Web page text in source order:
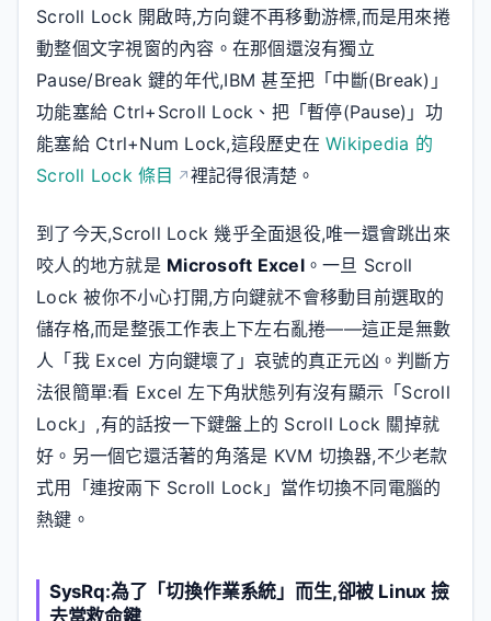
Scroll Lock 開啟時,方向鍵不再移動游標,而是用來捲
動整個文字視窗的內容。在那個還沒有獨立
Pause/Break 鍵的年代,IBM 甚至把「中斷(Break)」
功能塞給 Ctrl+Scroll Lock、把「暫停(Pause)」功
能塞給 Ctrl+Num Lock,這段歷史在Wikipedia 的
Scroll Lock 條目
裡記得很清楚。
到了今天,Scroll Lock 幾乎全面退役,唯一還會跳出來
咬人的地方就是 Microsoft Excel。一旦 Scroll
Lock 被你不小心打開,方向鍵就不會移動目前選取的
儲存格,而是整張工作表上下左右亂捲——這正是無數
人「我 Excel 方向鍵壞了」哀號的真正元凶。判斷方
法很簡單:看 Excel 左下角狀態列有沒有顯示「Scroll
Lock」,有的話按一下鍵盤上的 Scroll Lock 關掉就
好。另一個它還活著的角落是 KVM 切換器,不少老款
式用「連按兩下 Scroll Lock」當作切換不同電腦的
熱鍵。
SysRq:為了「切換作業系統」而生,卻被 Linux 撿